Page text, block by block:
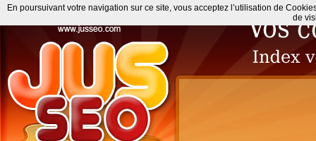
En poursuivant votre navigation sur ce site, vous acceptez l’utilisation de
de